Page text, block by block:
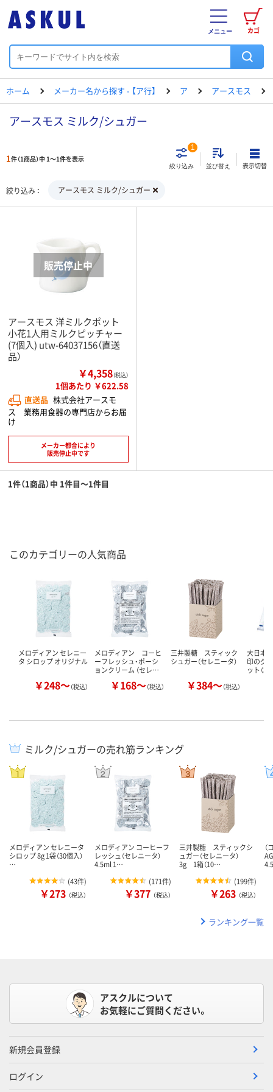
カゴ
メニュー
ホーム メーカー名から探す - 【ア行】 ア アースモス
アースモス ミルク/シュガー
1件（1商品）中 1～1件を表示
絞り込み
1
並び替え 表示切替
絞り込み アースモス ミルク/シュガー
アースモス 洋ミルクポット
小花1人用ミルクピッチャー
(7個入) utw-64037156（直送
品）
￥4,358（税込）
1個あたり ￥622.58
直送品 株式会社アースモ
ス 業務用食器の専門店からお届
け
メーカー都合により
販売停止中です
1件（1商品）中 1件目～1件目
このカテゴリーの人気商品
メロディアン セレニー
タ シロップ オリジナル
￥248～（税込）
メロディアン コーヒ
ーフレッシュ・ポーシ
ョンクリーム （セレ…
￥168～（税込）
三井製糖 スティック
シュガー（セレニータ）
￥384～（税込）
大日本
印のグ
ット（
ミルク/シュガーの売れ筋ランキング
メロディアン セレニータ
シロップ 8g 1袋（30個入）
…
(43件)
￥273 （税込）
メロディアン コーヒーフ
レッシュ（セレニータ）
4.5ml 1…
(171件)
￥377 （税込）
三井製糖 スティックシ
ュガー（セレニータ）
3g 1箱（10…
(199件)
￥263 （税込）
ランキング一覧
アスクルについて
お気軽にご質問ください。
新規会員登録
ログイン